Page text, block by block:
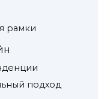
рамки
подход